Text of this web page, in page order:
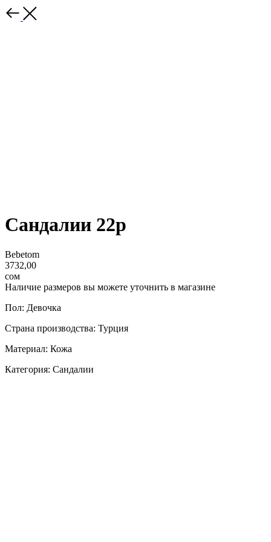
Сандалии 22р
Bebetom
3732,00
сом
Наличие размеров вы можете уточнить в магазине
Пол: Девочка
Страна производства: Турция
Материал: Кожа
Категория: Сандалии